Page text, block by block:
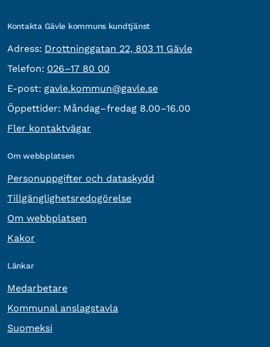
Kontakta Gävle kommuns kundtjänst
Adress: besöksadress:
Drottninggatan 22, 803 11 Gävle
Telefon: Telefon:
026–17 80 00
E-post: E-post:
gavle.kommun@gavle.se
Öppettider: Måndag–fredag 8.00–16.00
Fler kontaktvägar
Om webbplatsen
Personuppgifter och dataskydd
Tillgänglighetsredogörelse
Om webbplatsen
Kakor
Länkar
Medarbetare
Kommunal anslagstavla
Suomeksi